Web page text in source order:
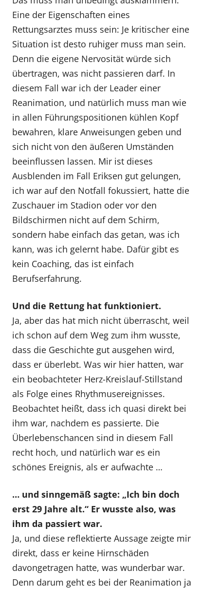
Eine der Eigenschaften eines
Rettungsarztes muss sein: Je kritischer eine
Situation ist desto ruhiger muss man sein.
Denn die eigene Nervosität würde sich
übertragen, was nicht passieren darf. In
diesem Fall war ich der Leader einer
Reanimation, und natürlich muss man wie
in allen Führungspositionen kühlen Kopf
bewahren, klare Anweisungen geben und
sich nicht von den äußeren Umständen
beeinflussen lassen. Mir ist dieses
Ausblenden im Fall Eriksen gut gelungen,
ich war auf den Notfall fokussiert, hatte die
Zuschauer im Stadion oder vor den
Bildschirmen nicht auf dem Schirm,
sondern habe einfach das getan, was ich
kann, was ich gelernt habe. Dafür gibt es
kein Coaching, das ist einfach
Berufserfahrung.
Und die Rettung hat funktioniert.
Ja, aber das hat mich nicht überrascht, weil
ich schon auf dem Weg zum ihm wusste,
dass die Geschichte gut ausgehen wird,
dass er überlebt. Was wir hier hatten, war
ein beobachteter Herz-Kreislauf-Stillstand
als Folge eines Rhythmusereignisses.
Beobachtet heißt, dass ich quasi direkt bei
ihm war, nachdem es passierte. Die
Überlebenschancen sind in diesem Fall
recht hoch, und natürlich war es ein
schönes Ereignis, als er aufwachte …
… und sinngemäß sagte: „Ich bin doch
erst 29 Jahre alt.“ Er wusste also, was
ihm da passiert war.
Ja, und diese reflektierte Aussage zeigte mir
direkt, dass er keine Hirnschäden
davongetragen hatte, was wunderbar war.
Denn darum geht es bei der Reanimation ja